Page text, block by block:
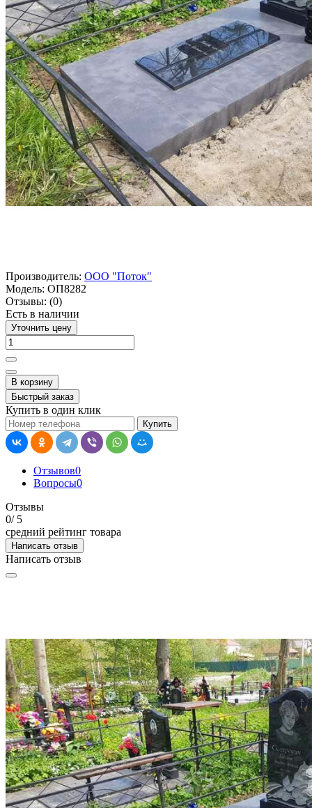
Производитель: ООО "Поток"
Модель: ОП8282
Отзывы: (0)
Есть в наличии
Уточнить цену
В корзину
Быстрый заказ
Купить в один клик
Купить
Отзывов0
Вопросы0
Отзывы
0/ 5
средний рейтинг товара
Написать отзыв
Написать отзыв